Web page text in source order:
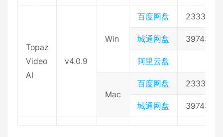
Topaz
Video
AI
v4.0.9
Win
百度网盘 2333
城通网盘 397432
阿里云盘
Mac
百度网盘 2333
城通网盘 397432